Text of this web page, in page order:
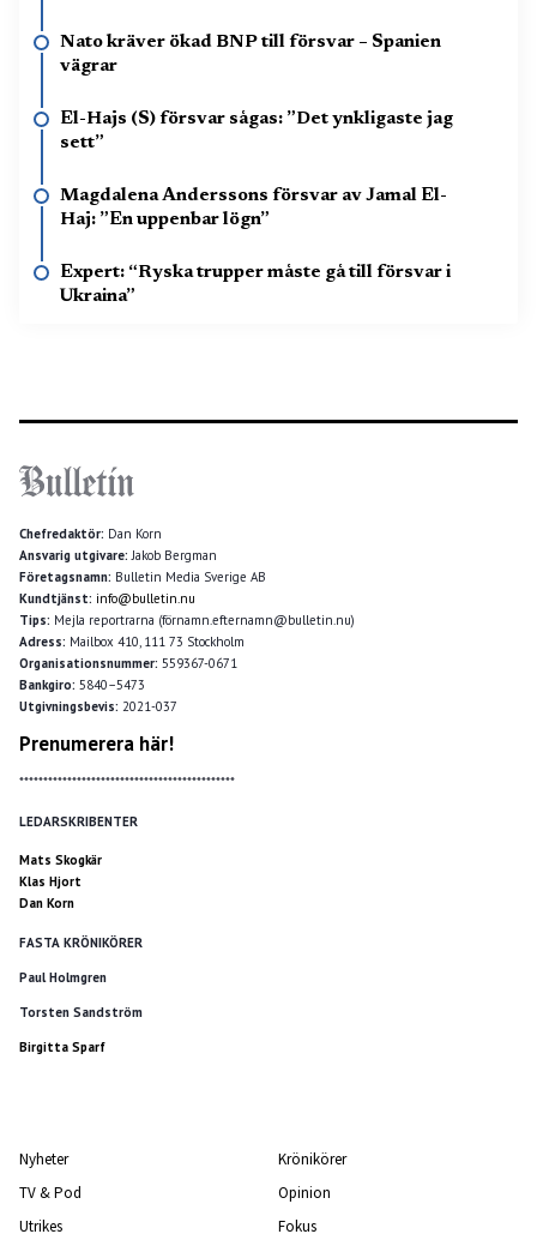
Nato kräver ökad BNP till försvar – Spanien
vägrar
El-Hajs (S) försvar sågas: ”Det ynkligaste jag
sett”
Magdalena Anderssons försvar av Jamal El-
Haj: ”En uppenbar lögn”
Expert: “Ryska trupper måste gå till försvar i
Ukraina”
Chefredaktör: Dan Korn
Ansvarig utgivare: Jakob Bergman
Företagsnamn: Bulletin Media Sverige AB
Kundtjänst: info@bulletin.nu
Tips: Mejla reportrarna (förnamn.efternamn@bulletin.nu)
Adress: Mailbox 410, 111 73 Stockholm
Organisationsnummer: 559367-0671
Bankgiro: 5840–5473
Utgivningsbevis: 2021-037
Prenumerera här!
*********************************************
LEDARSKRIBENTER
Mats Skogkär
Klas Hjort
Dan Korn
FASTA KRÖNIKÖRER
Paul Holmgren
Torsten Sandström
Birgitta Sparf
Nyheter
TV & Pod
Utrikes
Krönikörer
Opinion
Fokus